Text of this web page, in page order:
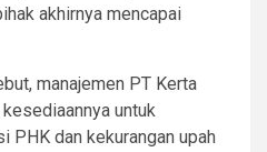
akhirnya mencapai
manajemen PT Kerta
untuk
PHK dan kekurangan upah